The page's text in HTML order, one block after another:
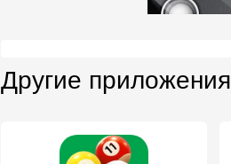
Другие приложения